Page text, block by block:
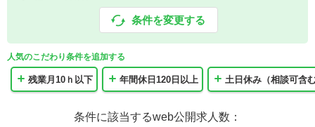
条件を変更する
人気のこだわり条件を追加する
残業月10ｈ以下 年間休日120日以上 土日休み（相談可含
条件に該当するweb公開求人数：